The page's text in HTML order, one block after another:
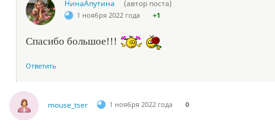
НинаАпутина (автор поста)
1 ноября 2022 года +1
Спасибо большое!!!
Ответить
mouse_tser 1 ноября 2022 года 0